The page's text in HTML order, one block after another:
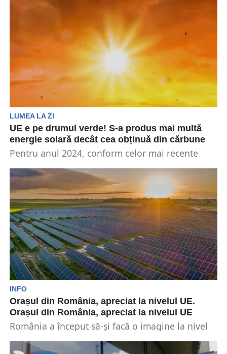
LUMEA LA ZI
UE e pe drumul verde! S-a produs mai multǎ
energie solarǎ decât cea obținuǎ din cărbune
Pentru anul 2024, conform celor mai recente
energie...
INFO
Orașul din România, apreciat la nivelul UE.
Orașul din România, apreciat la nivelul UE
România a început să-și facă o imagine la nivel